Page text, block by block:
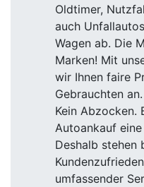
Oldtimer,
auch
Wagen ab. Die
Marken! Mit
wir Ihnen faire
Gebrauchten
Kein Abzocken.
Autoankauf
Deshalb stehen
umfassender